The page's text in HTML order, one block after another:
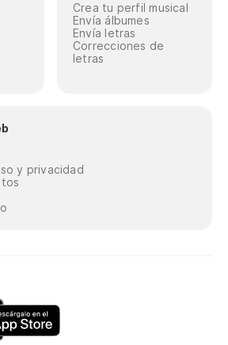
Crea tu perfil musical
Envía álbumes
Envía letras
Correcciones de
letras
y privacidad